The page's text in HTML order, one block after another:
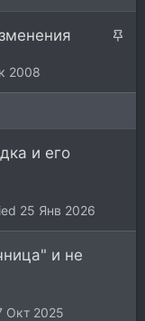
о
р
еЗ
р
п
2008
и его
25 Янв 2026
и не
Окт 2025